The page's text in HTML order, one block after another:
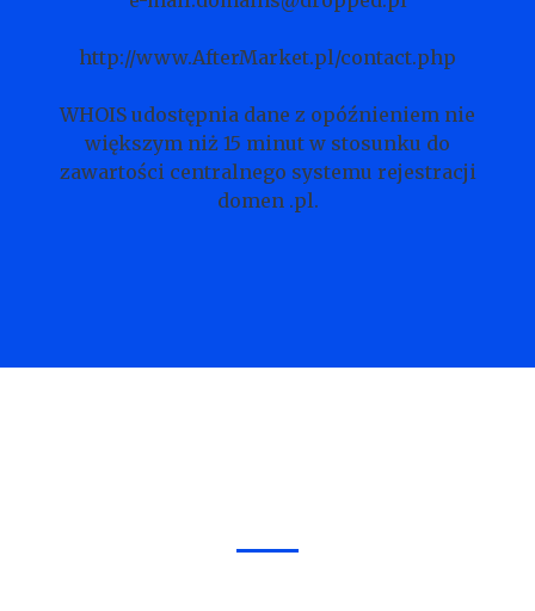
http://www.AfterMarket.pl/contact.php
WHOIS udostępnia dane z opóźnieniem nie
większym niż 15 minut w stosunku do
zawartości centralnego systemu rejestracji
domen .pl.